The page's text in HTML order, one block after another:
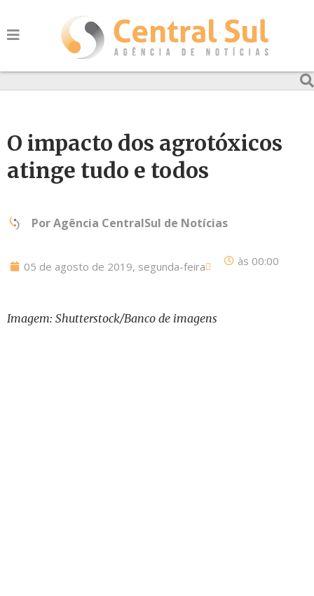
O impacto dos agrotóxicos
atinge tudo e todos
PorAgência CentralSul de Notícias
05 de agosto de 2019, segunda-feira às 00:00
Imagem: Shutterstock/Banco de imagens